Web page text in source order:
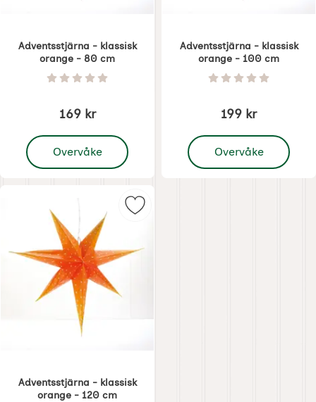
Adventsstjärna - klassisk
orange - 80 cm
Varenummer 8522Vurdering: 0 Stjerne av 5
169 kr
Overvåke
, Adventsstjärna - klassisk orange - 80 cm
Adventsstjärna - klassisk
orange - 100 cm
Varenummer 8523Vurdering: 0
199 kr
Overvåke
, Adventsstjärna -
Adventsstjärna - klassisk
orange - 120 cm
Merk adventsstjärna - klassisk